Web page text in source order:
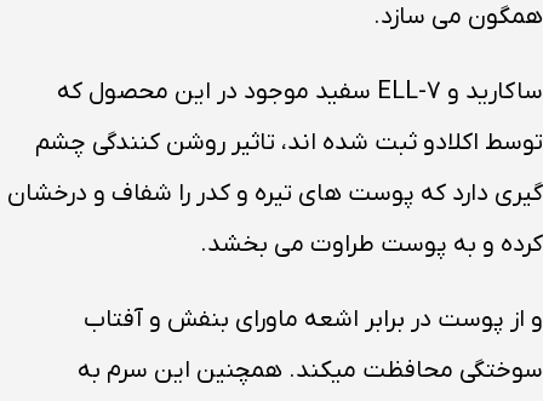
همگون می سازد.
ساکارید و ELL-7 سفید موجود در این محصول که
توسط اکلادو ثبت شده اند، تاثیر روشن کنندگی چشم
گیری دارد که پوست های تیره و کدر را شفاف و درخشان
کرده و به پوست طراوت می بخشد.
و از پوست در برابر اشعه ماورای بنفش و آفتاب
سوختگی محافظت میکند. همچنین این سرم به